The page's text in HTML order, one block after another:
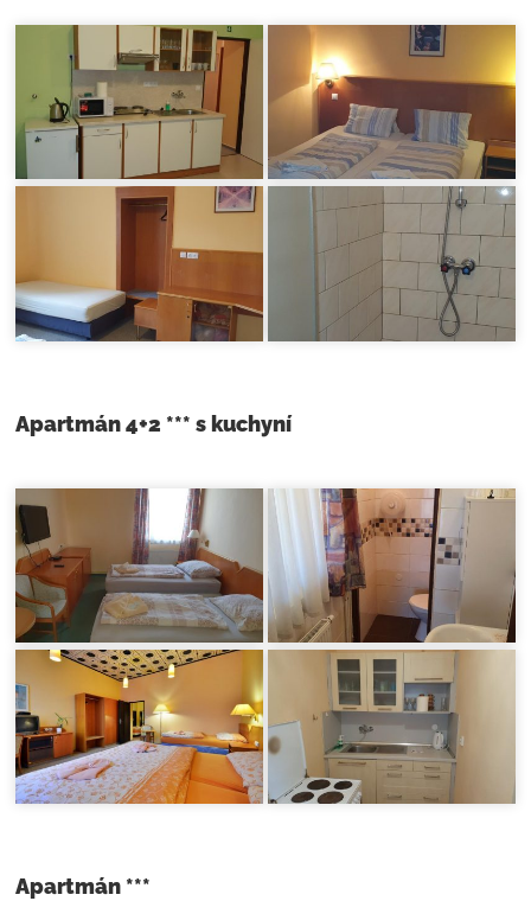
Apartmán 4+2 *** s kuchyní
Apartmán ***